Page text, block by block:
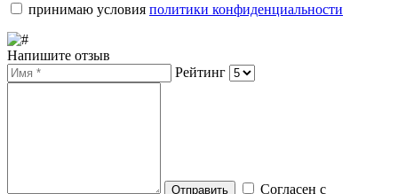
принимаю условия политики конфиденциальности
Напишите отзыв
Рейтинг
Отправить
Согласен с